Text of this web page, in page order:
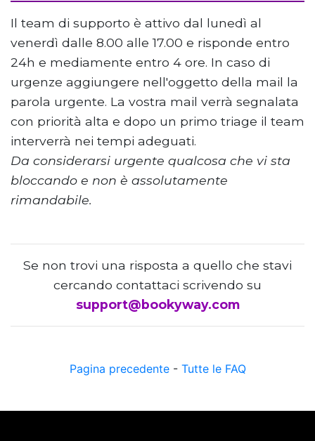
Il team di supporto è attivo dal lunedì al
venerdì dalle 8.00 alle 17.00 e risponde entro
24h e mediamente entro 4 ore. In caso di
urgenze aggiungere nell'oggetto della mail la
parola urgente. La vostra mail verrà segnalata
con priorità alta e dopo un primo triage il team
interverrà nei tempi adeguati.
Da considerarsi urgente qualcosa che vi sta
bloccando e non è assolutamente
rimandabile.
Se non trovi una risposta a quello che stavi
cercando contattaci scrivendo su
support@bookyway.com
Pagina precedente- Tutte le FAQ